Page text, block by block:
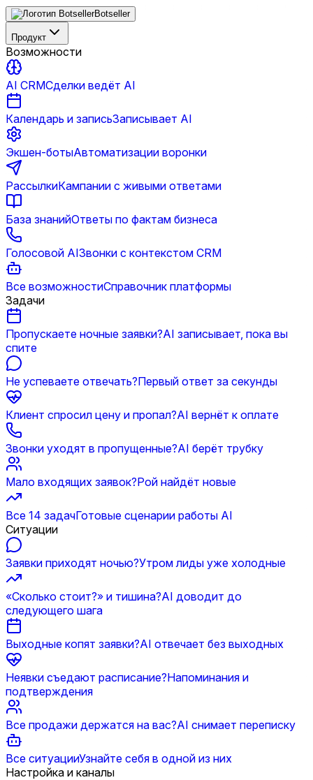
Botseller
Продукт
Возможности
AI CRMСделки ведёт AI
Календарь и записьЗаписывает AI
Экшен-ботыАвтоматизации воронки
РассылкиКампании с живыми ответами
База знанийОтветы по фактам бизнеса
Голосовой AIЗвонки с контекстом CRM
Все возможностиСправочник платформы
Задачи
Пропускаете ночные заявки?AI записывает, пока вы
спите
Не успеваете отвечать?Первый ответ за секунды
Клиент спросил цену и пропал?AI вернёт к оплате
Звонки уходят в пропущенные?AI берёт трубку
Мало входящих заявок?Рой найдёт новые
Все 14 задачГотовые сценарии работы AI
Ситуации
Заявки приходят ночью?Утром лиды уже холодные
«Сколько стоит?» и тишина?AI доводит до
следующего шага
Выходные копят заявки?AI отвечает без выходных
Неявки съедают расписание?Напоминания и
подтверждения
Все продажи держатся на вас?AI снимает переписку
Все ситуацииУзнайте себя в одной из них
Настройка и каналы